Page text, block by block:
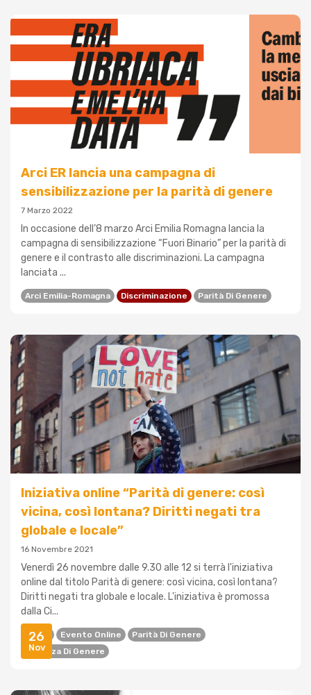
Arci ER lancia una campagna di
sensibilizzazione per la parità di genere
7 Marzo 2022
In occasione dell’8 marzo Arci Emilia Romagna lancia la
campagna di sensibilizzazione “Fuori Binario” per la parità di
genere e il contrasto alle discriminazioni. La campagna
lanciata ...
Arci Emilia-Romagna Discriminazione Parità Di Genere
26
Nov
Iniziativa online “Parità di genere: così
vicina, così lontana? Diritti negati tra
globale e locale”
16 Novembre 2021
Venerdì 26 novembre dalle 9.30 alle 12 si terrà l'iniziativa
online dal titolo Parità di genere: così vicina, così lontana?
Diritti negati tra globale e locale. L'iniziativa è promossa
dalla Ci...
Diritti Evento Online
Parità Di Genere
Violenza Di Genere